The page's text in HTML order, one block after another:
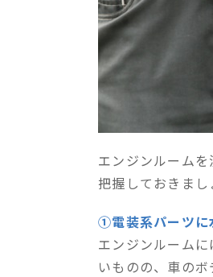
エンジンルーム
把握しておきまし
①電装系パーツに
エンジンルーム
いものの、車の